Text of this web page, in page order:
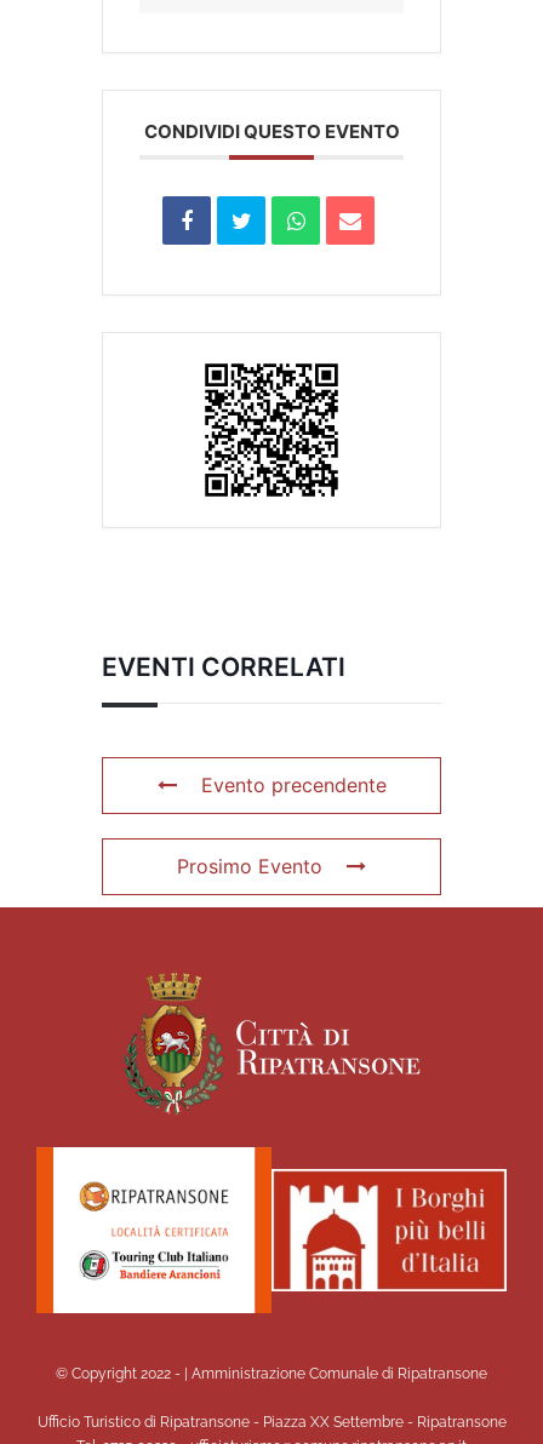
CONDIVIDI QUESTO EVENTO
EVENTI CORRELATI
Evento precendente
Prosimo Evento
© Copyright 2022 - | Amministrazione Comunale di Ripatransone
Ufficio Turistico di Ripatransone - Piazza XX Settembre - Ripatransone